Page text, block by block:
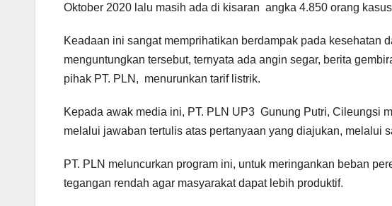
Oktober 2020 lalu masih ada di kisaran angka 4.850 orang
Keadaan ini sangat memprihatikan berdampak pada kesehatan
menguntungkan tersebut, ternyata ada angin segar, berita
pihak PT. PLN, menurunkan tarif listrik.
Kepada awak media ini, PT. PLN UP3 Gunung Putri, Cileungsi
melalui jawaban tertulis atas pertanyaan yang diajukan, melalui
PT. PLN meluncurkan program ini, untuk meringankan beban
tegangan rendah agar masyarakat dapat lebih produktif.